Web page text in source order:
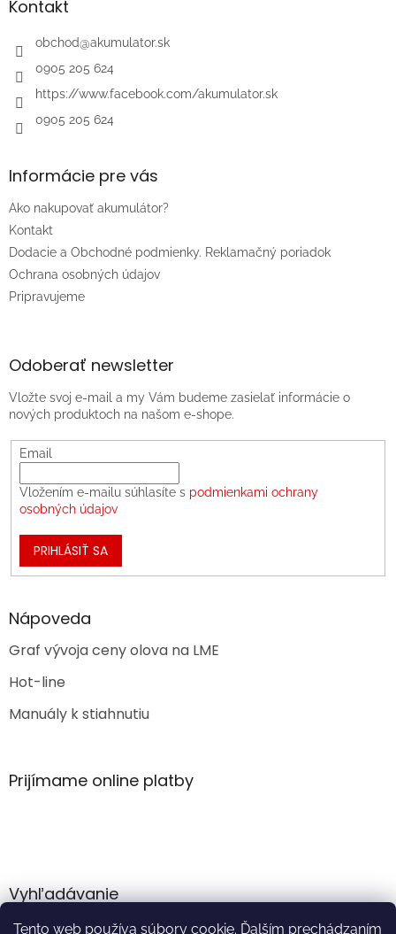
Tento web používa súbory cookie. Ďalším prechádzaním
äKontakt
obchod@akumulator.sk
0905 205 624
https://www.facebook.com/akumulator.sk
0905 205 624
Informácie pre vás
Ako nakupovať akumulátor?
Kontakt
Dodacie a Obchodné podmienky. Reklamačný poriadok
Ochrana osobných údajov
Pripravujeme
Odoberať newsletter
Vložte svoj e-mail a my Vám budeme zasielať informácie o
nových produktoch na našom e-shope.
Email
Vložením e-mailu súhlasíte s podmienkami ochrany
osobných údajov
PRIHLÁSIŤ SA
Nápoveda
Graf vývoja ceny olova na LME
Hot-line
Manuály k stiahnutiu
Prijímame online platby
Vyhľadávanie